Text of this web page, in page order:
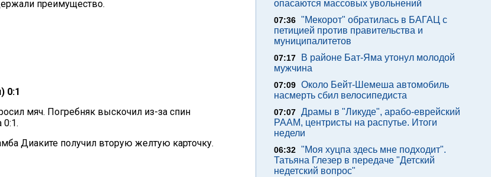
преимущество.
0:1
мяч. Погребняк выскочил из-за спин
0:1.
Диаките получил вторую желтую карточку.
опасаются массовых увольнений
07:36 "Мекорот" обратилась в БАГАЦ с
петицией против правительства и
муниципалитетов
07:17
В районе Бат-Яма утонул молодой
мужчина
07:09 Около Бейт-Шемеша автомобиль
насмерть сбил велосипедиста
07:07 Драмы в "Ликуде", арабо-еврейский
РААМ, центристы на распутье. Итоги
недели
06:32 "Моя хуцпа здесь мне подходит".
Татьяна Глезер в передаче "Детский
недетский вопрос"